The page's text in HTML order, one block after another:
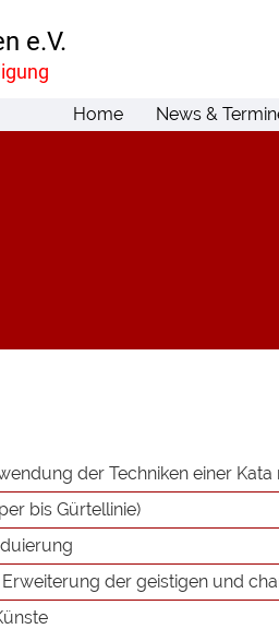
e.V.
Home News &
der Techniken einer
bis Gürtellinie)
der geistigen und